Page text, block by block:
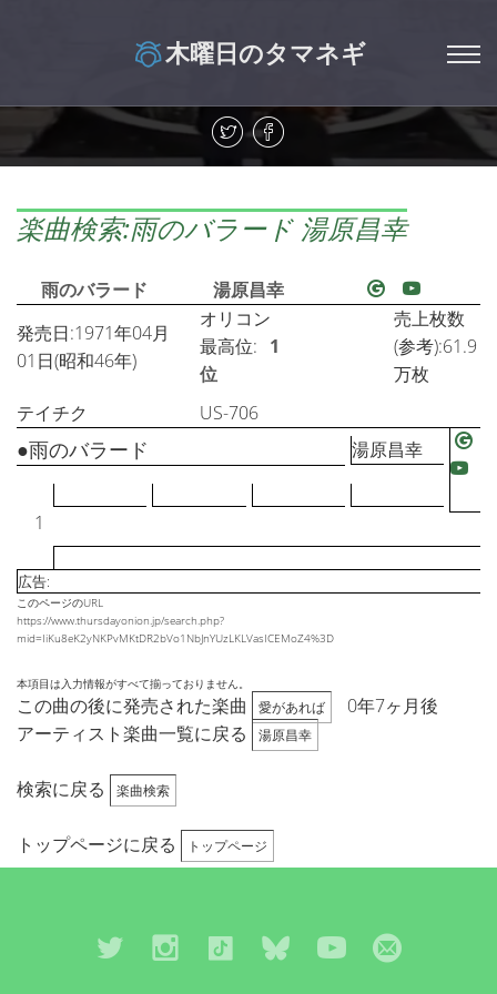
木曜日のタマネギ
楽曲検索:雨のバラード 湯原昌幸
雨のバラード
湯原昌幸
発売日:1971年04月
01日(昭和46年)
オリコン
最高位: 1
位
売上枚数
(参考):61.9
万枚
テイチク
US-706
1
●雨のバラード 湯原昌幸
広告:
このページのURL
https://www.thursdayonion.jp/search.php?
mid=IiKu8eK2yNKPvMKtDR2bVo1NbJnYUzLKLVasICEMoZ4%3D
本項目は入力情報がすべて揃っておりません。
この曲の後に発売された楽曲 愛があれば
0年7ヶ月後
アーティスト楽曲一覧に戻る
湯原昌幸
検索に戻る 楽曲検索
トップページに戻る トップページ